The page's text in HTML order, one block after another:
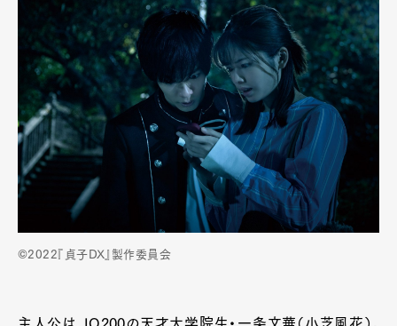
©2022『貞子DX』製作委員会